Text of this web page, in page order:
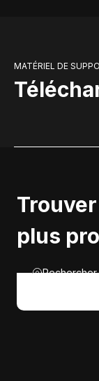
MATÉRIEL DE
plus
Rechercher